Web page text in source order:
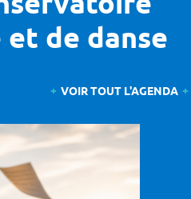
de danse
VOIR TOUT L'AGENDA